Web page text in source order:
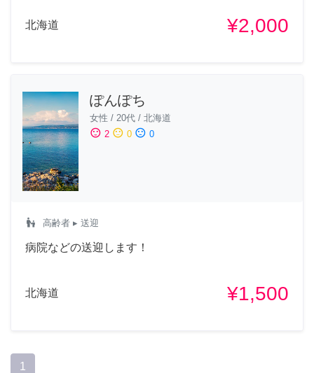
北海道 ¥2,000
ぽんぽち
女性 / 20代 / 北海道
sentiment_satisfied 2 sentiment_neutral 0 sentiment_dissatisfied 0
escalator_warning 高齢者 ▸ 送迎
病院などの送迎します！
北海道 ¥1,500
1